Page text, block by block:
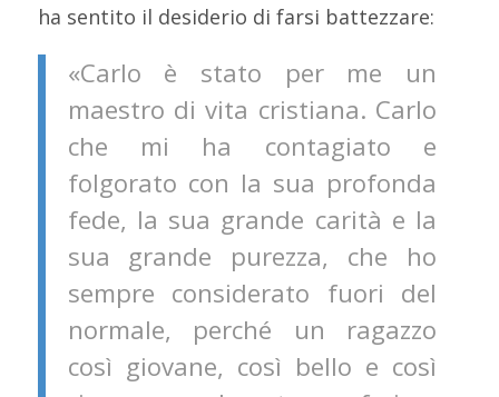
ha sentito il desiderio di farsi battezzare:
«Carlo è stato per me un
maestro di vita cristiana. Carlo
che mi ha contagiato e
folgorato con la sua profonda
fede, la sua grande carità e la
sua grande purezza, che ho
sempre considerato fuori del
normale, perché un ragazzo
così giovane, così bello e così